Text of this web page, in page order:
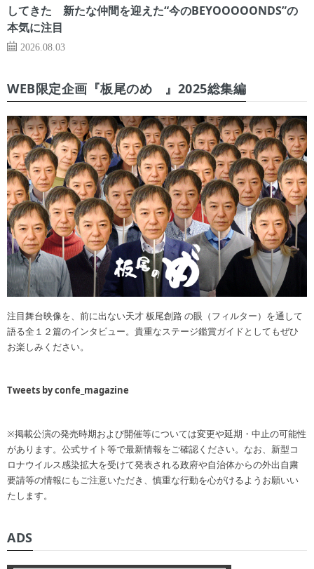
してきた 新たな仲間を迎えた“今のBEYOOOOONDS”の
本気に注目
2026.08.03
WEB限定企画『板尾のめ゙』2025総集編
注目舞台映像を、前に出ない天才 板尾創路 の眼（フィルター）を通して
語る全１２篇のインタビュー。貴重なステージ鑑賞ガイドとしてもぜひ
お楽しみください。
Tweets by confe_magazine
※掲載公演の発売時期および開催等については変更や延期・中止の可能性
があります。公式サイト等で最新情報をご確認ください。なお、新型コ
ロナウイルス感染拡大を受けて発表される政府や自治体からの外出自粛
要請等の情報にもご注意いただき、慎重な行動を心がけるようお願いい
たします。
ADS